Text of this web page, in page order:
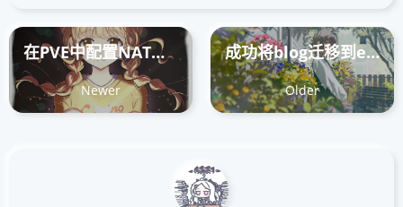
在PVE中配置NAT子网
Newer
成功将blog迁移到edgeone pages
Older